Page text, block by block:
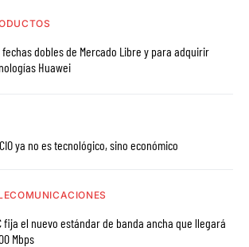
fechas dobles de Mercado Libre y para adquirir
Huawei
ya no es tecnológico, sino económico
fija el nuevo estándar de banda ancha que llegará
Mbps